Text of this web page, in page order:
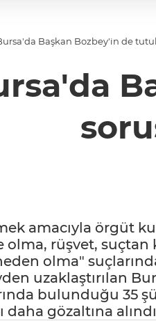
Başkan Bozbey'in de
amacıyla örgüt
rüşvet, suçtan
olma"
uzaklaştırılan
bulunduğu 35
daha gözaltına